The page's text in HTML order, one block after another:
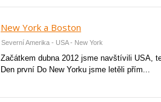
New York a Boston
Severní Amerika - USA - New York
Začátkem dubna 2012 jsme navštívili USA,
Den první Do New Yorku jsme letěli přím...